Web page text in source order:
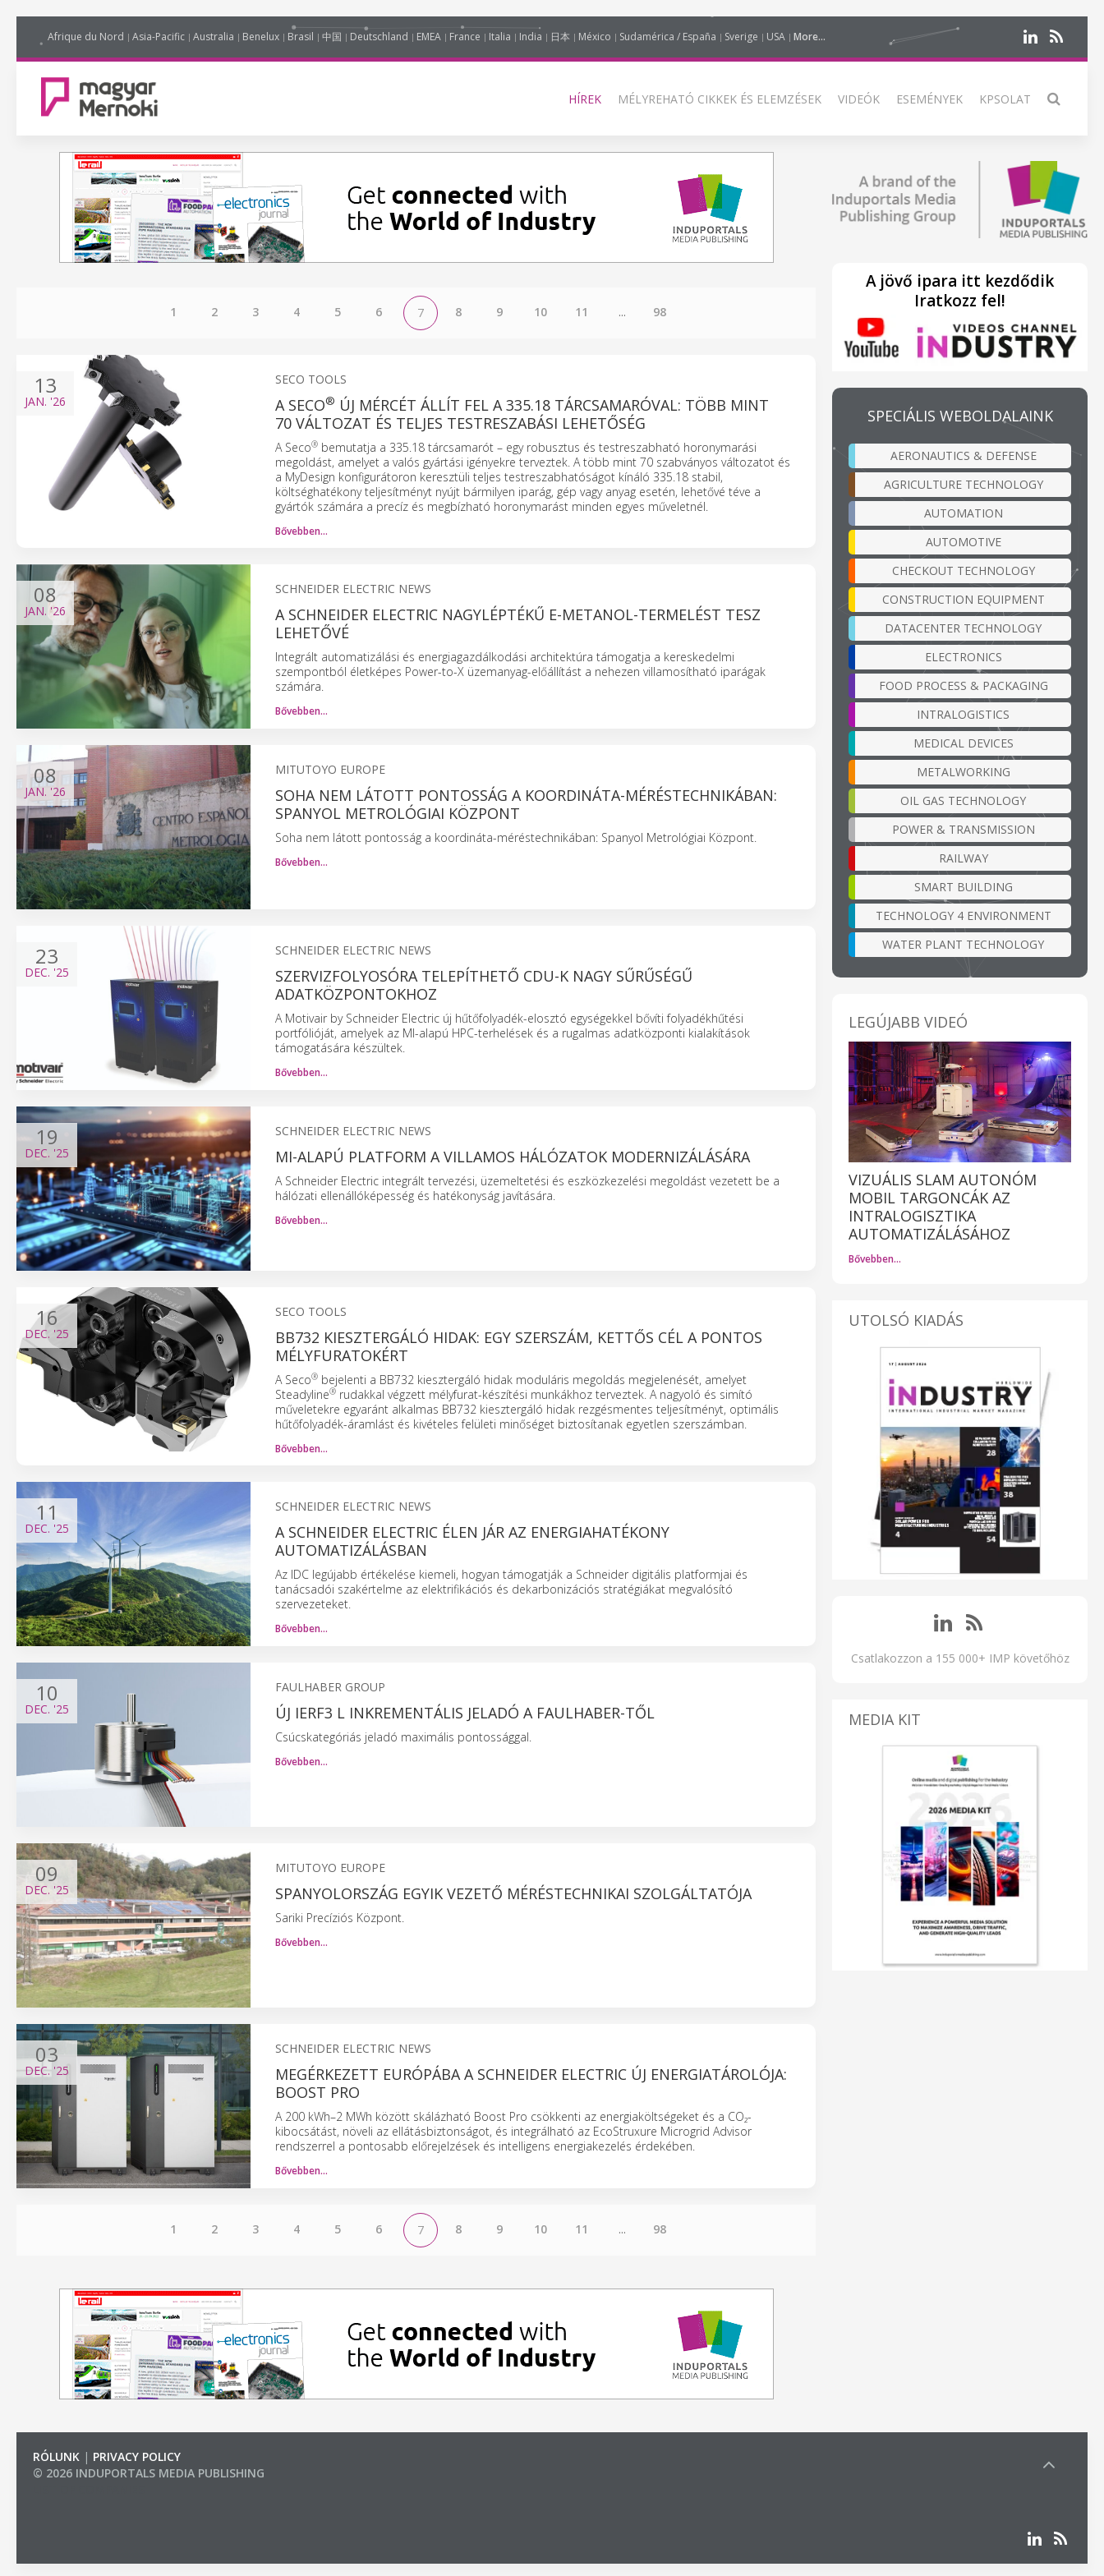
Afrique du Nord Asia-Pacific Australia Benelux Brasil 中国 Deutschland EMEA France Italia India 日本 México Sudamérica / España Sverige USA More...
HÍREK MÉLYREHATÓ CIKKEK ÉS ELEMZÉSEK VIDEÓK ESEMÉNYEK KPSOLAT
1 2 3 4 5 6 7 8 9 10 11 ... 98
13
JAN. '26
SECO TOOLS
A SECO® ÚJ MÉRCÉT ÁLLÍT FEL A 335.18 TÁRCSAMARÓVAL: TÖBB MINT
70 VÁLTOZAT ÉS TELJES TESTRESZABÁSI LEHETŐSÉG
A Seco®bemutatja a 335.18 tárcsamarót – egy robusztus és testreszabható horonymarási
megoldást, amelyet a valós gyártási igényekre terveztek. A több mint 70 szabványos változatot és
a MyDesign konfigurátoron keresztüli teljes testreszabhatóságot kínáló 335.18 stabil,
költséghatékony teljesítményt nyújt bármilyen iparág, gép vagy anyag esetén, lehetővé téve a
gyártók számára a precíz és megbízható horonymarást minden egyes műveletnél.
Bővebben…
08
JAN. '26
SCHNEIDER ELECTRIC NEWS
A SCHNEIDER ELECTRIC NAGYLÉPTÉKŰ E-METANOL-TERMELÉST TESZ
LEHETŐVÉ
Integrált automatizálási és energiagazdálkodási architektúra támogatja a kereskedelmi
szempontból életképes Power-to-X üzemanyag-előállítást a nehezen villamosítható iparágak
számára.
Bővebben…
08
JAN. '26
MITUTOYO EUROPE
SOHA NEM LÁTOTT PONTOSSÁG A KOORDINÁTA-MÉRÉSTECHNIKÁBAN:
SPANYOL METROLÓGIAI KÖZPONT
Soha nem látott pontosság a koordináta-méréstechnikában: Spanyol Metrológiai Központ.
Bővebben…
23
DEC. '25
SCHNEIDER ELECTRIC NEWS
SZERVIZFOLYOSÓRA TELEPÍTHETŐ CDU-K NAGY SŰRŰSÉGŰ
ADATKÖZPONTOKHOZ
A Motivair by Schneider Electric új hűtőfolyadék-elosztó egységekkel bővíti folyadékhűtési
portfólióját, amelyek az MI-alapú HPC-terhelések és a rugalmas adatközponti kialakítások
támogatására készültek.
Bővebben…
19
DEC. '25
SCHNEIDER ELECTRIC NEWS
MI-ALAPÚ PLATFORM A VILLAMOS HÁLÓZATOK MODERNIZÁLÁSÁRA
A Schneider Electric integrált tervezési, üzemeltetési és eszközkezelési megoldást vezetett be a
hálózati ellenállóképesség és hatékonyság javítására.
Bővebben…
16
DEC. '25
SECO TOOLS
BB732 KIESZTERGÁLÓ HIDAK: EGY SZERSZÁM, KETTŐS CÉL A PONTOS
MÉLYFURATOKÉRT
A Seco®bejelenti a BB732 kiesztergáló hidak moduláris megoldás megjelenését, amelyet
Steadyline®rudakkal végzett mélyfurat-készítési munkákhoz terveztek. A nagyoló és simító
műveletekre egyaránt alkalmas BB732 kiesztergáló hidak rezgésmentes teljesítményt, optimális
hűtőfolyadék-áramlást és kivételes felületi minőséget biztosítanak egyetlen szerszámban.
Bővebben…
11
DEC. '25
SCHNEIDER ELECTRIC NEWS
A SCHNEIDER ELECTRIC ÉLEN JÁR AZ ENERGIAHATÉKONY
AUTOMATIZÁLÁSBAN
Az IDC legújabb értékelése kiemeli, hogyan támogatják a Schneider digitális platformjai és
tanácsadói szakértelme az elektrifikációs és dekarbonizációs stratégiákat megvalósító
szervezeteket.
Bővebben…
10
DEC. '25
FAULHABER GROUP
ÚJ IERF3 L INKREMENTÁLIS JELADÓ A FAULHABER-TŐL
Csúcskategóriás jeladó maximális pontossággal.
Bővebben…
09
DEC. '25
MITUTOYO EUROPE
SPANYOLORSZÁG EGYIK VEZETŐ MÉRÉSTECHNIKAI SZOLGÁLTATÓJA
Sariki Precíziós Központ.
Bővebben…
03
DEC.'25
SCHNEIDER ELECTRIC NEWS
MEGÉRKEZETT EURÓPÁBA A SCHNEIDER ELECTRIC ÚJ ENERGIATÁROLÓJA:
BOOST PRO
A 200 kWh–2 MWh között skálázható Boost Pro csökkenti az energiaköltségeket és a CO₂-
kibocsátást, növeli az ellátásbiztonságot, és integrálható az EcoStruxure Microgrid Advisor
rendszerrel a pontosabb előrejelzések és intelligens energiakezelés érdekében.
Bővebben…
1 2 3 4 5 6 7 8 9 10 11 ... 98
A jövő ipara itt kezdődik
Iratkozz fel!
SPECIÁLIS WEBOLDALAINK
AERONAUTICS & DEFENSE
AGRICULTURE TECHNOLOGY
AUTOMATION
AUTOMOTIVE
CHECKOUT TECHNOLOGY
CONSTRUCTION EQUIPMENT
DATACENTER TECHNOLOGY
ELECTRONICS
FOOD PROCESS & PACKAGING
INTRALOGISTICS
MEDICAL DEVICES
METALWORKING
OIL GAS TECHNOLOGY
POWER & TRANSMISSION
RAILWAY
SMART BUILDING
TECHNOLOGY 4 ENVIRONMENT
WATER PLANT TECHNOLOGY
LEGÚJABB VIDEÓ
VIZUÁLIS SLAM AUTONÓM
MOBIL TARGONCÁK AZ
INTRALOGISZTIKA
AUTOMATIZÁLÁSÁHOZ
Bővebben…
UTOLSÓ KIADÁS
Csatlakozzon a 155 000+ IMP követőhöz
MEDIA KIT
RÓLUNK | PRIVACY POLICY
© 2026 INDUPORTALS MEDIA PUBLISHING